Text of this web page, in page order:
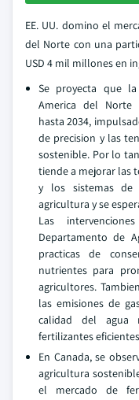
EE. UU. domino el
del Norte con una
USD 4 mil millones en
Se proyecta que
America del Norte
hasta 2034,
de precision y las
sostenible. Por lo
tiende a mejorar las
y los sistemas
agricultura y se
Las
Departamento de
practicas de
nutrientes para
agricultores.
las emisiones de
calidad del agua
fertilizantes
En Canada, se
agricultura
el mercado de